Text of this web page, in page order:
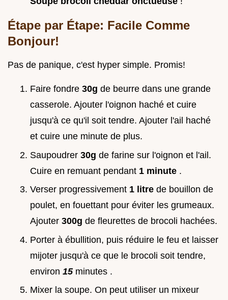
Étape par Étape: Facile Comme
Bonjour!
Pas de panique, c'est hyper simple. Promis!
Faire fondre 30g de beurre dans une grande
casserole. Ajouter l'oignon haché et cuire
jusqu'à ce qu'il soit tendre. Ajouter l'ail haché
et cuire une minute de plus.
Saupoudrer 30g de farine sur l'oignon et l'ail.
Cuire en remuant pendant 1 minute .
Verser progressivement 1 litre de bouillon de
poulet, en fouettant pour éviter les grumeaux.
Ajouter 300g de fleurettes de brocoli hachées.
Porter à ébullition, puis réduire le feu et laisser
mijoter jusqu'à ce que le brocoli soit tendre,
environ 15 minutes .
Mixer la soupe. On peut utiliser un mixeur